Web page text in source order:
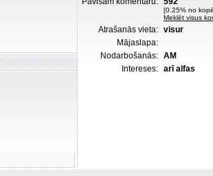
[0.25% no
Meklēt visus
Atrašanās vieta: visur
Mājaslapa:
Nodarbošanās: AM
Intereses: arī alfas